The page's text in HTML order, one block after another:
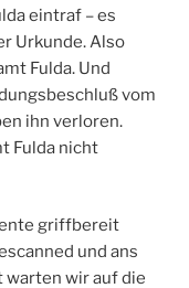
eintraf – es
Urkunde. Also
Fulda. Und
vom
ihn verloren.
Fulda nicht
griffbereit
und ans
warten wir auf die